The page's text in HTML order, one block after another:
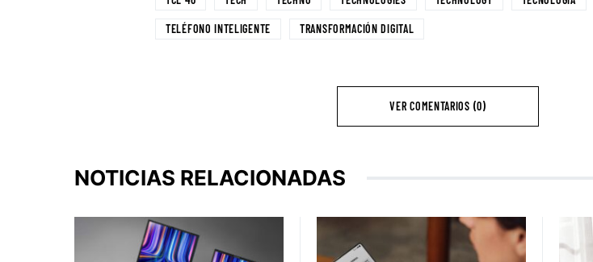
TELÉFONO INTELIGENTE TRANSFORMACIÓN DIGITAL
VER COMENTARIOS (0)
NOTICIAS RELACIONADAS